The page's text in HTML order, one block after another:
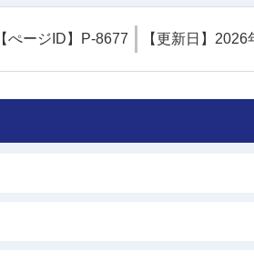
【ぺージID】 P-8677 【更新日】 2026